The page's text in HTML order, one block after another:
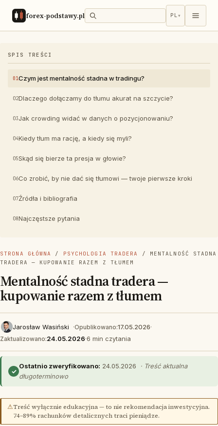
forex-podstawy.pl PL▾
SPIS TREŚCI
Czym jest mentalność stadna w tradingu?
Dlaczego dołączamy do tłumu akurat na szczycie?
Jak crowding widać w danych o pozycjonowaniu?
Kiedy tłum ma rację, a kiedy się myli?
Skąd się bierze ta presja w głowie?
Co zrobić, by nie dać się tłumowi — twoje pierwsze kroki
Źródła i bibliografia
Najczęstsze pytania
STRONA GŁÓWNA / PSYCHOLOGIA TRADERA
/ MENTALNOŚĆ STADNA
TRADERA — KUPOWANIE RAZEM Z TŁUMEM
Mentalność stadna tradera —
kupowanie razem z tłumem
Jarosław Wasiński ·Opublikowano:17.05.2026·
Zaktualizowano:24.05.2026·6 min czytania
✓
Ostatnio zweryfikowano: 24.05.2026
· Treść aktualna
długoterminowo
⚠Treść wyłącznie edukacyjna — to nie rekomendacja inwestycyjna.
74–89% rachunków detalicznych traci pieniądze.